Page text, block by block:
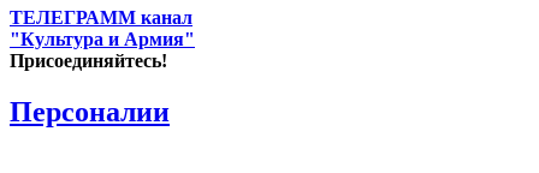
ТЕЛЕГРАММ канал
"Культура и Армия"
Присоединяйтесь!
Персоналии